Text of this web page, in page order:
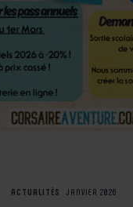
ACTUALITÉS JANVIER 2026